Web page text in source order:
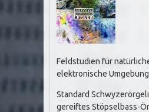
Feldstudien für
elektronische
Standard
gereiftes Stöpselbass-